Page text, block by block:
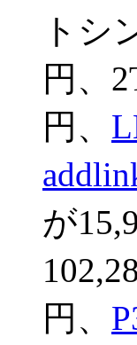
トシ
円、
円、
が
円、